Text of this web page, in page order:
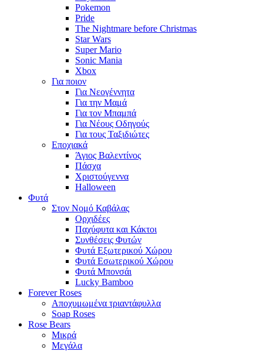
Pokemon
Pride
The Nightmare before Christmas
Star Wars
Super Mario
Sonic Mania
Xbox
Για ποιον
Για Νεογέννητα
Για την Μαμά
Για τον Μπαμπά
Για Νέους Οδηγούς
Για τους Ταξιδιώτες
Εποχιακά
Άγιος Βαλεντίνος
Πάσχα
Χριστούγεννα
Halloween
Φυτά
Στον Νομό Καβάλας
Ορχιδέες
Παχύφυτα και Κάκτοι
Συνθέσεις Φυτών
Φυτά Εξωτερικού Χώρου
Φυτά Εσωτερικού Χώρου
Φυτά Μπονσάι
Lucky Bamboo
Forever Roses
Αποχυμωμένα τριαντάφυλλα
Soap Roses
Rose Βears
Μικρά
Μεγάλα